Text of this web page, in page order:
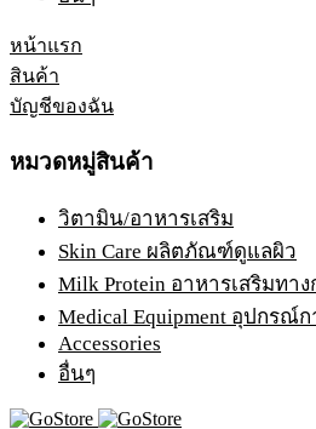
หน้าแรก
สินค้า
บัญชีของฉัน
หมวดหมู่สินค้า
วิตามิน/อาหารเสริม
Skin Care ผลิตภัณฑ์ดูแลผิว
Milk Protein อาหารเสริมทา
Medical Equipment อุปกรณ์
Accessories
อื่นๆ